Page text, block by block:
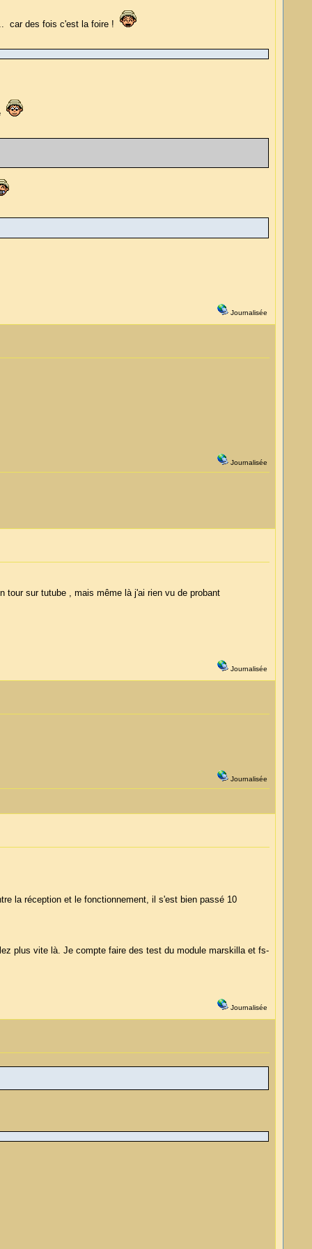
car des fois c'est la foire !
Journalisée
Journalisée
sur tutube , mais même là j'ai rien vu de probant
Journalisée
Journalisée
la réception et le fonctionnement, il s'est bien passé 10
plus vite là. Je compte faire des test du module marskilla et fs-
Journalisée